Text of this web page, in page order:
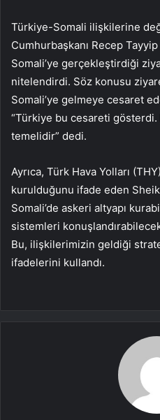
Türkiye-Somali ilişkilerine
Cumhurbaşkanı Recep Tayyip
Somali’ye gerçekleştirdiği
nitelendirdi. Söz konusu
Somali’ye gelmeye cesaret
“Türkiye bu cesareti
temelidir” dedi.
Ayrıca, Türk Hava Yolları
kurulduğunu ifade eden
Somali’de askeri altyapı
sistemleri
Bu, ilişkilerimizin geldiği
ifadelerini kullandı.